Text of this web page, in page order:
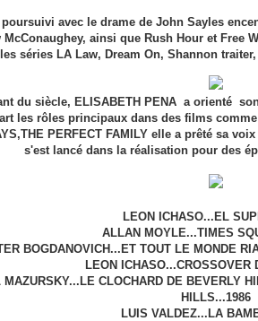
poursuivi avec le drame de John Sayles
McConaughey, ainsi que Rush Hour et
séries LA Law, Dream On, Shannon
du siècle, ELISABETH PENA a orienté
les rôles principaux dans des films
PERFECT FAMILY elle a prêté sa
s'est lancé dans la réalisation pour des
LEON ICHASO...EL
ALLAN MOYLE...TIMES
BOGDANOVICH...ET TOUT LE MONDE
LEON ICHASO...CROSSOVER
MAZURSKY...LE CLOCHARD DE BEVERLY
HILLS...1986
LUIS VALDEZ...LA